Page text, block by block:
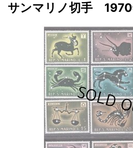
サンマリノ切手